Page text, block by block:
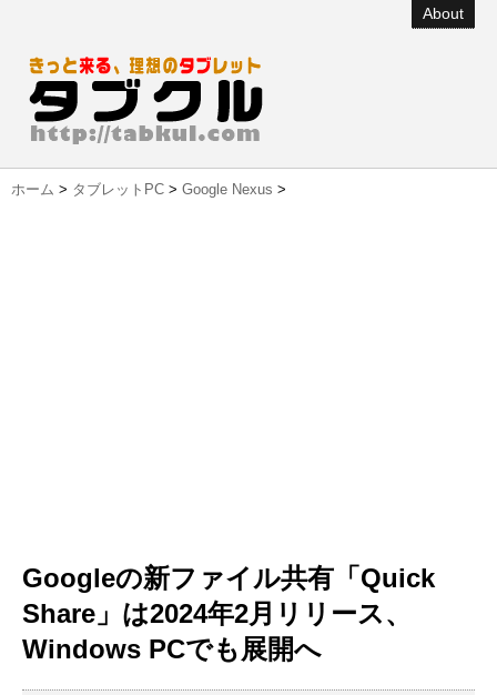
About
ホーム > タブレットPC > Google Nexus >
Googleの新ファイル共有「Quick
Share」は2024年2月リリース、
Windows PCでも展開へ